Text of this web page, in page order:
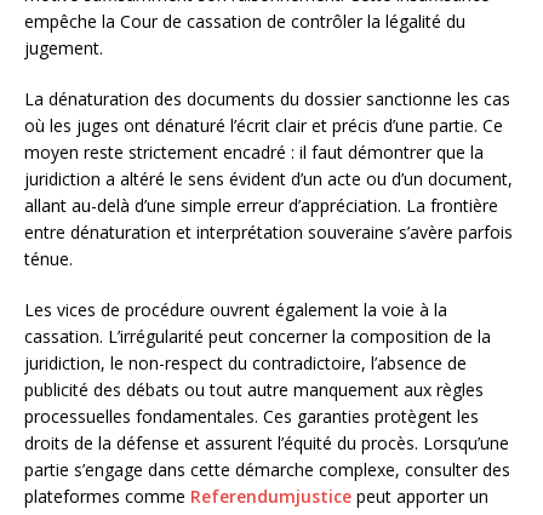
empêche la Cour de cassation de contrôler la légalité du
jugement.
La dénaturation des documents du dossier sanctionne les cas
où les juges ont dénaturé l’écrit clair et précis d’une partie. Ce
moyen reste strictement encadré : il faut démontrer que la
juridiction a altéré le sens évident d’un acte ou d’un document,
allant au-delà d’une simple erreur d’appréciation. La frontière
entre dénaturation et interprétation souveraine s’avère parfois
ténue.
Les vices de procédure ouvrent également la voie à la
cassation. L’irrégularité peut concerner la composition de la
juridiction, le non-respect du contradictoire, l’absence de
publicité des débats ou tout autre manquement aux règles
processuelles fondamentales. Ces garanties protègent les
droits de la défense et assurent l’équité du procès. Lorsqu’une
partie s’engage dans cette démarche complexe, consulter des
plateformes comme Referendumjustice peut apporter un